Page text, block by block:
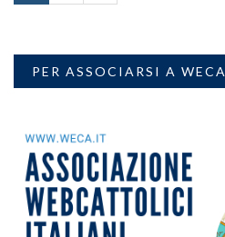
PER ASSOCIARSI A WECA